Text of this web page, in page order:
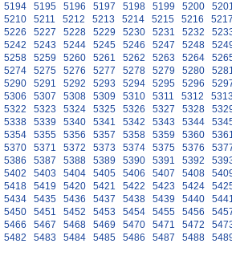
5194 5195 5196 5197 5198 5199 5200
5210 5211 5212 5213 5214 5215 5216
5226 5227 5228 5229 5230 5231 5232
5242 5243 5244 5245 5246 5247 5248
5258 5259 5260 5261 5262 5263 5264
5274 5275 5276 5277 5278 5279 5280
5290 5291 5292 5293 5294 5295 5296
5306 5307 5308 5309 5310 5311 5312
5322 5323 5324 5325 5326 5327 5328
5338 5339 5340 5341 5342 5343 5344
5354 5355 5356 5357 5358 5359 5360
5370 5371 5372 5373 5374 5375 5376
5386 5387 5388 5389 5390 5391 5392
5402 5403 5404 5405 5406 5407 5408
5418 5419 5420 5421 5422 5423 5424
5434 5435 5436 5437 5438 5439 5440
5450 5451 5452 5453 5454 5455 5456
5466 5467 5468 5469 5470 5471 5472
5482 5483 5484 5485 5486 5487 5488